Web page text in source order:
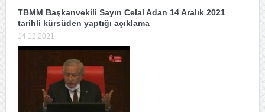
TBMM Başkanvekili Sayın Celal Adan 14 Aralık 2021
tarihli kürsüden yaptığı açıklama
14.12.2021